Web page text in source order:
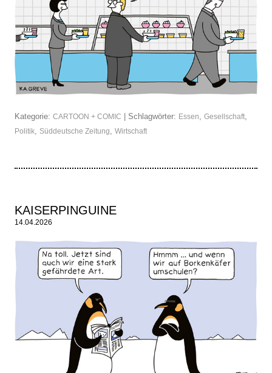
Kategorie: CARTOON + COMIC | Schlagwörter: Essen, Gesellschaft,
Politik, Süddeutsche Zeitung, Wirtschaft
KAISERPINGUINE
14.04.2026